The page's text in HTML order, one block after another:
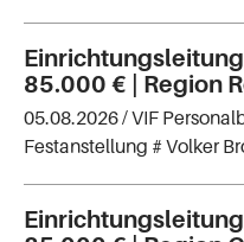
85.000 € | Region
05.08.2026 /VIF
Festanstellung # Volker